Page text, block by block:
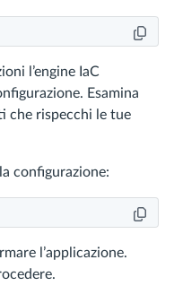
l’engine IaC
Esamina
che rispecchi le tue
configurazione:
l’applicazione.